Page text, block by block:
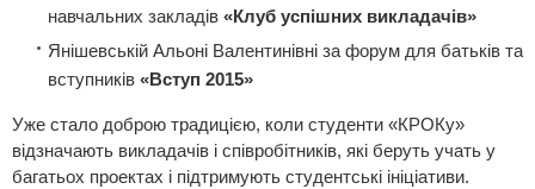
навчальних закладів «Клуб успішних викладачів»
Янішевській Альоні Валентинівні за форум для батьків та
вступників «Вступ 2015»
Уже стало доброю традицією, коли студенти «КРОКу»
відзначають викладачів і співробітників, які беруть учать у
багатьох проектах і підтримують студентські ініціативи.